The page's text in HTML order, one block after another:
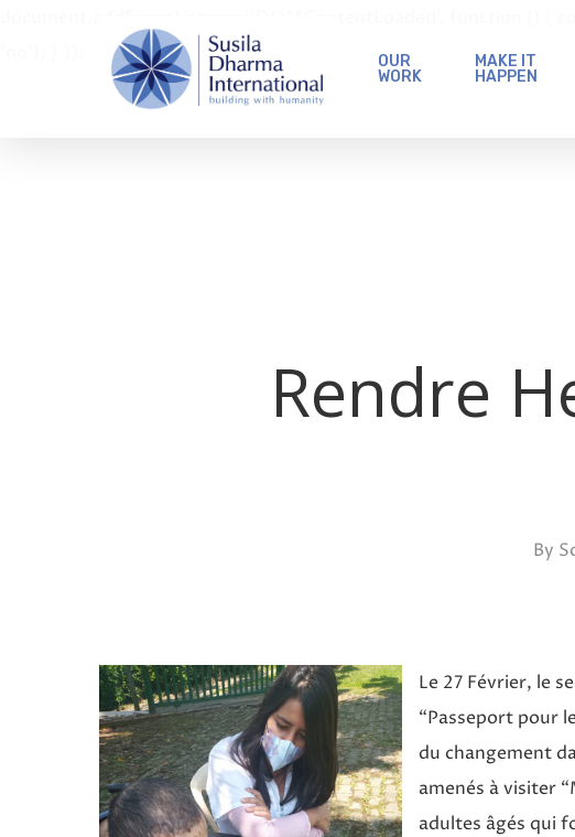
OUR
WORK
MAKE IT
HAPPEN
Rendre
By
Le 27 Février, le
“Passeport pour
du changement
amenés à visiter
adultes âgés qui